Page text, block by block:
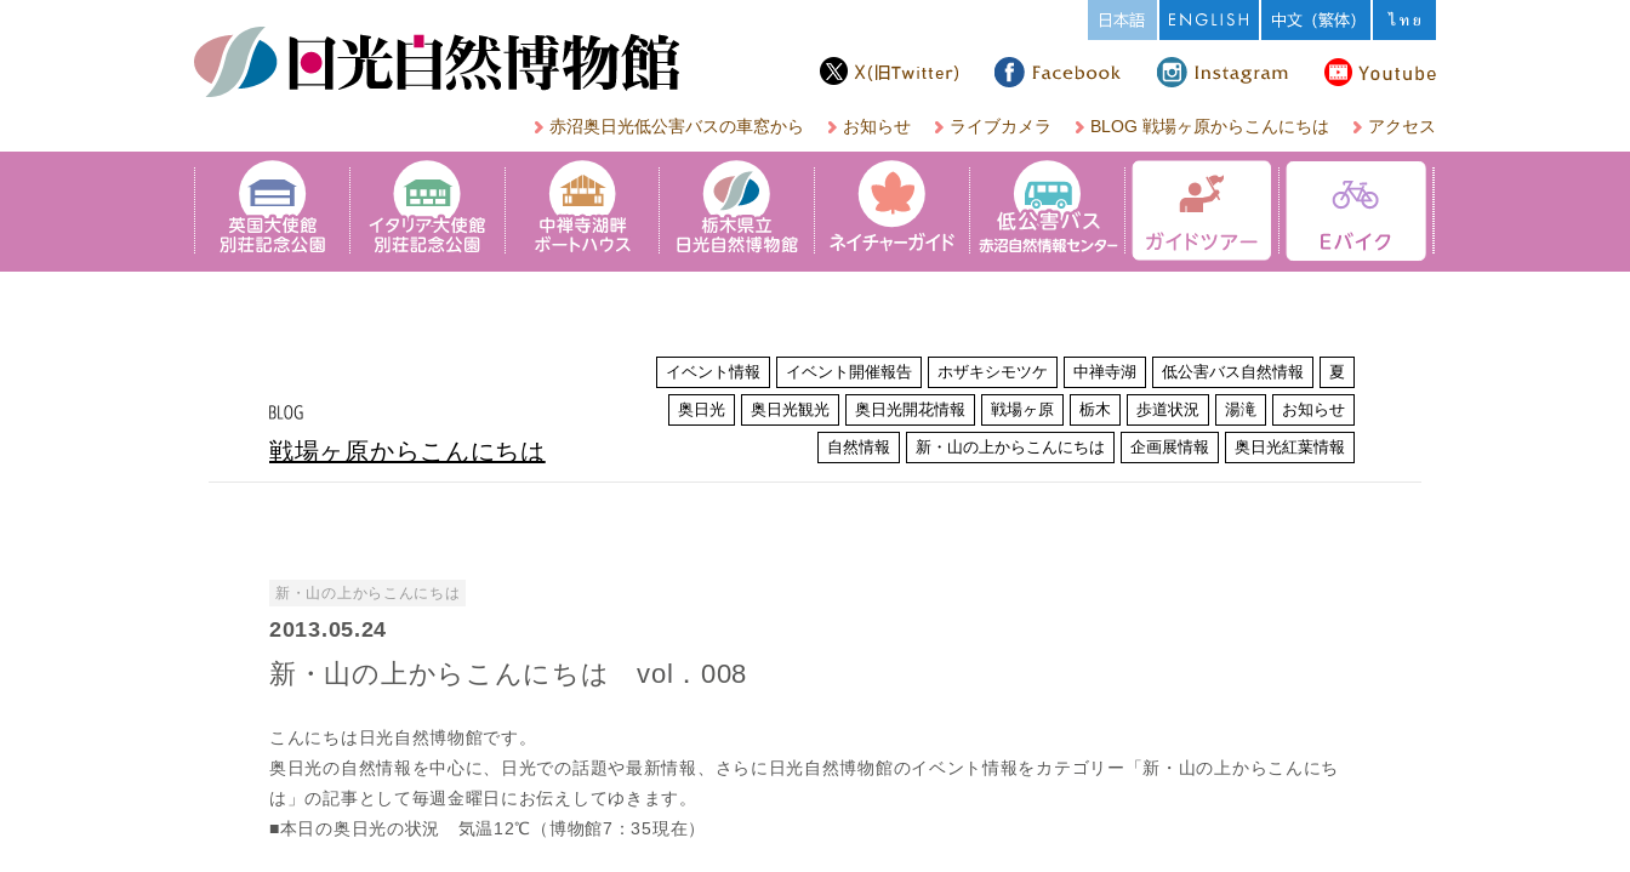
赤沼奥日光低公害バスの車窓から お知らせ ライブカメラ BLOG 戦場ヶ原からこんにちは アクセス
戦場ヶ原からこんにちは
イベント情報 イベント開催報告 ホザキシモツケ 中禅寺湖 低公害バス自然情報 夏
奥日光 奥日光観光 奥日光開花情報 戦場ヶ原 栃木 歩道状況 湯滝 お知らせ
自然情報 新・山の上からこんにちは 企画展情報 奥日光紅葉情報
新・山の上からこんにちは
2013.05.24
新・山の上からこんにちは vol．008
こんにちは日光自然博物館です。
奥日光の自然情報を中心に、日光での話題や最新情報、さらに日光自然博物館のイベント情報をカテゴリー「新・山の上からこんにち
は」の記事として毎週金曜日にお伝えしてゆきます。
■本日の奥日光の状況 気温12℃（博物館7：35現在）